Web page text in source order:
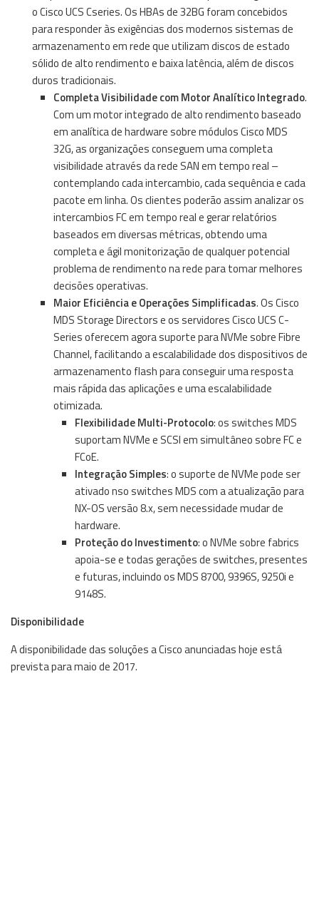
o Cisco UCS Cseries. Os HBAs de 32BG foram concebidos
para responder às exigências dos modernos sistemas de
armazenamento em rede que utilizam discos de estado
sólido de alto rendimento e baixa latência, além de discos
duros tradicionais.
Completa Visibilidade com Motor Analítico Integrado.
Com um motor integrado de alto rendimento baseado
em analítica de hardware sobre módulos Cisco MDS
32G, as organizações conseguem uma completa
visibilidade através da rede SAN em tempo real –
contemplando cada intercambio, cada sequência e cada
pacote em linha. Os clientes poderão assim analizar os
intercambios FC em tempo real e gerar relatórios
baseados em diversas métricas, obtendo uma
completa e ágil monitorização de qualquer potencial
problema de rendimento na rede para tomar melhores
decisões operativas.
Maior Eficiência e Operações Simplificadas. Os Cisco
MDS Storage Directors e os servidores Cisco UCS C-
Series oferecem agora suporte para NVMe sobre Fibre
Channel, facilitando a escalabilidade dos dispositivos de
armazenamento flash para conseguir uma resposta
mais rápida das aplicações e uma escalabilidade
otimizada.
Flexibilidade Multi-Protocolo: os switches MDS
suportam NVMe e SCSI em simultâneo sobre FC e
FCoE.
Integração Simples: o suporte de NVMe pode ser
ativado nso switches MDS com a atualização para
NX-OS versão 8.x, sem necessidade mudar de
hardware.
Proteção do Investimento: o NVMe sobre fabrics
apoia-se e todas gerações de switches, presentes
e futuras, incluindo os MDS 8700, 9396S, 9250i e
9148S.
Disponibilidade
A disponibilidade das soluções a Cisco anunciadas hoje está
prevista para maio de 2017.